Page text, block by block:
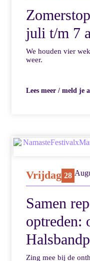
juli t/m 7
We houden vier
weer.
Lees meer / meld je
Vrijdag 28
Samen
optreden:
Zing mee bij de